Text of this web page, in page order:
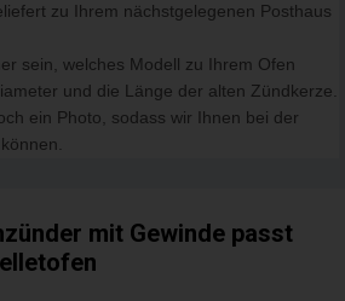
zu Ihrem nächstgelegenen Posthaus
sein, welches Modell zu Ihrem Ofen
und die Länge der alten Zündkerze.
ein Photo, sodass wir Ihnen bei der
mit Gewinde passt